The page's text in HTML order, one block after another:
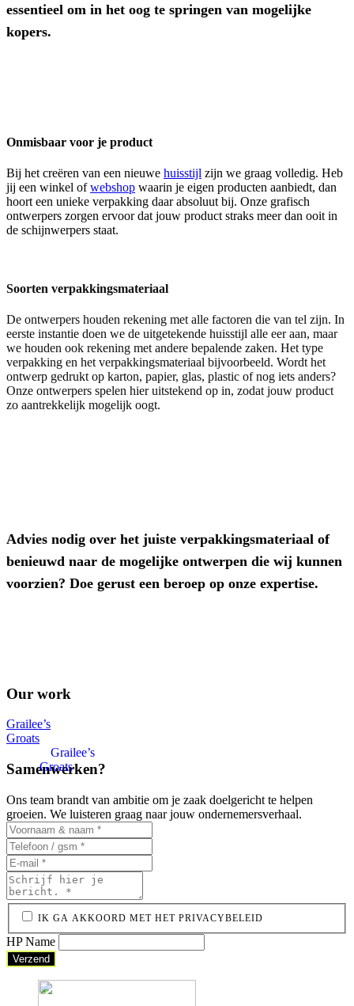
essentieel om in het oog te springen van mogelijke
kopers.
Onmisbaar voor je product
Bij het creëren van een nieuwe huisstijl zijn we graag volledig. Heb
jij een winkel ofwebshop waarin je eigen producten aanbiedt, dan
hoort een unieke verpakking daar absoluut bij. Onze grafisch
ontwerpers zorgen ervoor dat jouw product straks meer dan ooit in
de schijnwerpers staat.
Soorten verpakkingsmateriaal
De ontwerpers houden rekening met alle factoren die van tel zijn. In
eerste instantie doen we de uitgetekende huisstijl alle eer aan, maar
we houden ook rekening met andere bepalende zaken. Het type
verpakking en het verpakkingsmateriaal bijvoorbeeld. Wordt het
ontwerp gedrukt op karton, papier, glas, plastic of nog iets anders?
Onze ontwerpers spelen hier uitstekend op in, zodat jouw product
zo aantrekkelijk mogelijk oogt.
Advies nodig over het juiste verpakkingsmateriaal of
benieuwd naar de mogelijke ontwerpen die wij kunnen
voorzien? Doe gerust een beroep op onze expertise.
Our work
Grailee’s
Grailee’s
Groats
Groats
Samenwerken?
Ons team brandt van ambitie om je zaak doelgericht te helpen
groeien. We luisteren graag naar jouw ondernemersverhaal.
IK GA AKKOORD MET HET PRIVACYBELEID
HP Name
Verzend
Verzend